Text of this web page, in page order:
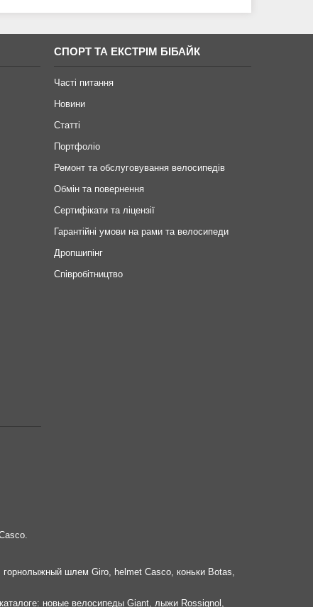
СПОРТ ТА ЕКСТРІМ БІБАЙК
Часті питання
Новини
Статті
Портфоліо
Ремонт та обслуговування велосипедів
Обмін та повернення
Сертифікати та ліцензії
Гарантійні умови на рами та велосипеди
Дропшипінг
Співробітництво
шлем Giro, helmet Casco, коньки Botas,
новые велосипеды Giant, лыжи Rossignol,